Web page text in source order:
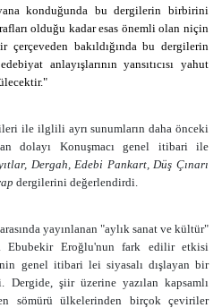
konduğunda bu dergilerin birbirini
olduğu kadar esas önemli olan niçin
çerçeveden bakıldığında bu dergilerin
anlayışlarının yansıtıcısı yahut
ile ilglili ayrı sunumların daha önceki
dolayı Konuşmacı genel itibari ile
Dergah, Edebi Pankart, Düş Çınarı
dergilerini değerlendirdi.
yayınlanan "aylık sanat ve kültür"
Ebubekir Eroğlu'nun fark edilir etkisi
genel itibari lei siyasalı dışlayan bir
şiir üzerine yazılan kapsamlı
sömürü ülkelerinden birçok çeviriler